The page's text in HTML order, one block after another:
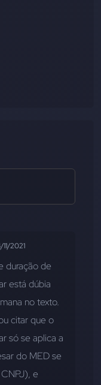
2021
duração de
está dúbia
no texto.
citar que o
só se aplica a
do MED se
e